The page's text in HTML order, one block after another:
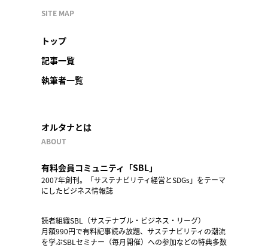
SITE MAP
トップ
記事一覧
執筆者一覧
オルタナとは
ABOUT
有料会員コミュニティ「SBL」
2007年創刊。「サステナビリティ経営とSDGs」をテーマ
にしたビジネス情報誌
読者組織SBL（サステナブル・ビジネス・リーグ）
月額990円で有料記事読み放題、サステナビリティの潮流
を学ぶSBLセミナー（毎月開催）への参加などの特典多数